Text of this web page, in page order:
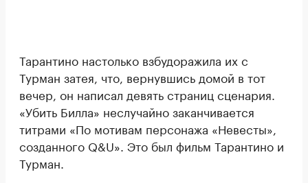
Тарантино настолько взбудоражила их с
Турман затея, что, вернувшись домой в тот
вечер, он написал девять страниц сценария.
«Убить Билла» неслучайно заканчивается
титрами «По мотивам персонажа «Невесты»,
созданного Q&U». Это был фильм Тарантино и
Турман.